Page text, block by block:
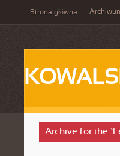
Strona główna
Archive for the